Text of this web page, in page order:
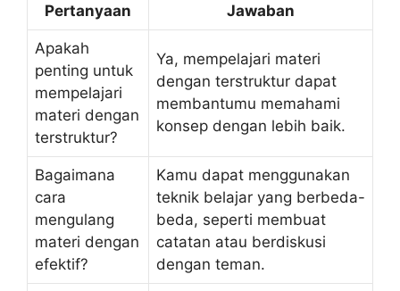
Pertanyaan Jawaban
Apakah
penting untuk
mempelajari
materi dengan
terstruktur?
Ya, mempelajari materi
dengan terstruktur dapat
membantumu memahami
konsep dengan lebih baik.
Bagaimana
cara
mengulang
materi dengan
efektif?
Kamu dapat menggunakan
teknik belajar yang berbeda-
beda, seperti membuat
catatan atau berdiskusi
dengan teman.